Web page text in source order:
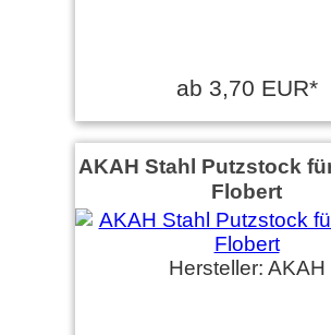
ab 3,70 EUR*
AKAH Stahl Putzstock
Flobert
Hersteller: AKAH